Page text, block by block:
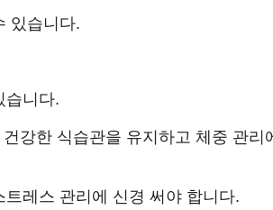
있습니다.
습니다.
강한 식습관을 유지하고 체중 관리
레스 관리에 신경 써야 합니다.